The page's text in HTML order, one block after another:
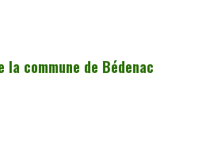
commune de Bédenac